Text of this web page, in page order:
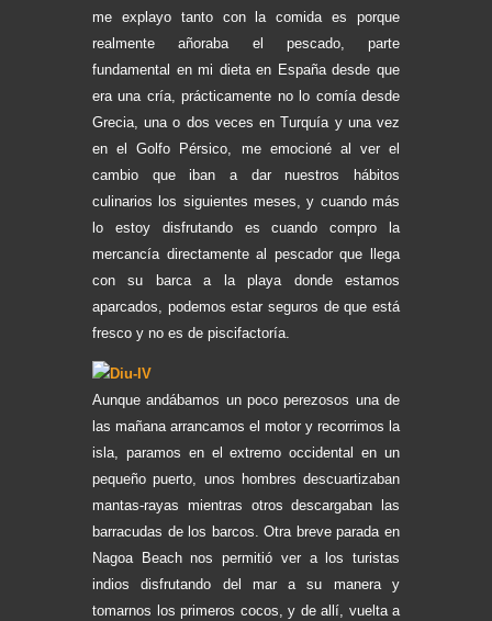
me explayo tanto con la comida es porque
realmente añoraba el pescado, parte
fundamental en mi dieta en España desde que
era una cría, prácticamente no lo comía desde
Grecia, una o dos veces en Turquía y una vez
en el Golfo Pérsico, me emocioné al ver el
cambio que iban a dar nuestros hábitos
culinarios los siguientes meses, y cuando más
lo estoy disfrutando es cuando compro la
mercancía directamente al pescador que llega
con su barca a la playa donde estamos
aparcados, podemos estar seguros de que está
fresco y no es de piscifactoría.
Aunque andábamos un poco perezosos una de
las mañana arrancamos el motor y recorrimos la
isla, paramos en el extremo occidental en un
pequeño puerto, unos hombres descuartizaban
mantas-rayas mientras otros descargaban las
barracudas de los barcos. Otra breve parada en
Nagoa Beach nos permitió ver a los turistas
indios disfrutando del mar a su manera y
tomarnos los primeros cocos, y de allí, vuelta a